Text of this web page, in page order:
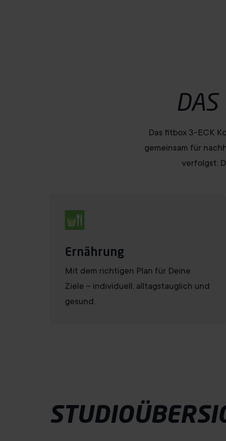
DAS
Das fitbox 3-ECK
gemeinsam für
verfolgst:
Ernährung
Mit dem richtigen Plan für Deine
Ziele – individuell, alltagstauglich und
gesund.